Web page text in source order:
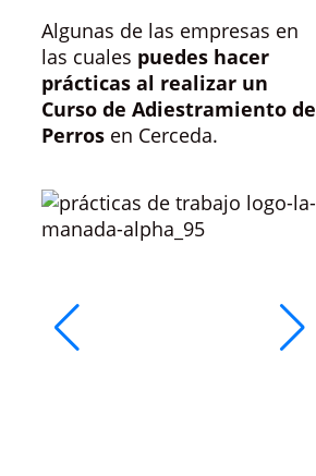
Algunas de las empresas en
las cuales puedes hacer
prácticas al realizar un
Curso de Adiestramiento de
Perros en Cerceda.